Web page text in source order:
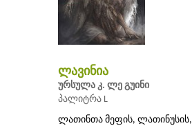
ლავინია
ურსულა კ. ლე გუინი
პალიტრა L
ლათინთა მეფის, ლათინუსის,